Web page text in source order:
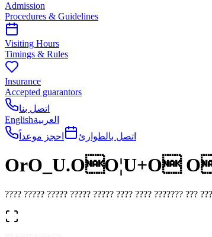
Admission
Procedures & Guidelines
Visiting Hours
Timings & Rules
Insurance
Accepted guarantors
اتصل بنا
Englishالعربية
اتصل بالطوارئ
احجز موعداً
OrO_U.OO¦U+O
???? ????? ????? ????? ????? ???? ???? ??????? ???